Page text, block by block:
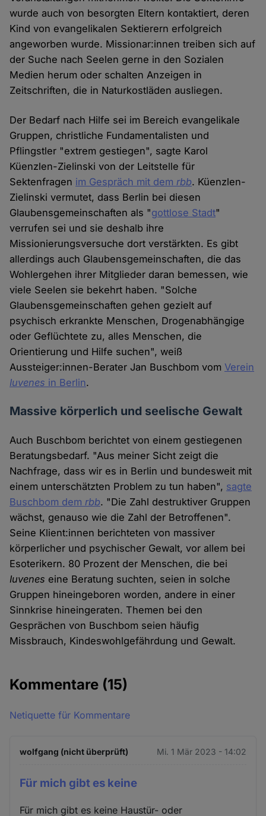
wurde auch von besorgten Eltern kontaktiert, deren
Kind von evangelikalen Sektierern erfolgreich
angeworben wurde. Missionar:innen treiben sich auf
der Suche nach Seelen gerne in den Sozialen
Medien herum oder schalten Anzeigen in
Zeitschriften, die in Naturkostläden ausliegen.
Der Bedarf nach Hilfe sei im Bereich evangelikale
Gruppen, christliche Fundamentalisten und
Pflingstler "extrem gestiegen", sagte Karol
Küenzlen-Zielinski von der Leitstelle für
Sektenfragen im Gespräch mit demrbb. Küenzlen-
Zielinski vermutet, dass Berlin bei diesen
Glaubensgemeinschaften als "gottlose Stadt"
verrufen sei und sie deshalb ihre
Missionierungsversuche dort verstärkten. Es gibt
allerdings auch Glaubensgemeinschaften, die das
Wohlergehen ihrer Mitglieder daran bemessen, wie
viele Seelen sie bekehrt haben. "Solche
Glaubensgemeinschaften gehen gezielt auf
psychisch erkrankte Menschen, Drogenabhängige
oder Geflüchtete zu, alles Menschen, die
Orientierung und Hilfe suchen", weiß
Aussteiger:innen-Berater Jan Buschbom vomVerein
Iuvenes in Berlin.
Massive körperlich und seelische Gewalt
Auch Buschbom berichtet von einem gestiegenen
Beratungsbedarf. "Aus meiner Sicht zeigt die
Nachfrage, dass wir es in Berlin und bundesweit mit
einem unterschätzten Problem zu tun haben", sagte
Buschbom demrbb. "Die Zahl destruktiver Gruppen
wächst, genauso wie die Zahl der Betroffenen".
Seine Klient:innen berichteten von massiver
körperlicher und psychischer Gewalt, vor allem bei
Esoterikern. 80 Prozent der Menschen, die bei
Iuvenes eine Beratung suchten, seien in solche
Gruppen hineingeboren worden, andere in einer
Sinnkrise hineingeraten. Themen bei den
Gesprächen von Buschbom seien häufig
Missbrauch, Kindeswohlgefährdung und Gewalt.
Kommentare (15)
Netiquette für Kommentare
wolfgang (nicht überprüft) Mi. 1 Mär 2023 - 14:02
Für mich gibt es keine
Für mich gibt es keine Haustür- oder